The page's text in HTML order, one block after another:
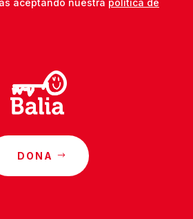
aceptando nuestra política de
DONA